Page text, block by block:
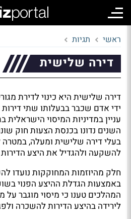
ראשי תגיות
דירה שלישית
דירה שלישית היא כינוי לדירת
ידי אדם שכבר בבעלותו שתי
עניין במדיניות המיסוי הישראלית
השנים נדונו בכנסת הצעות חוק
בעלי דירה שלישית ומעלה, במטרה
להשקעה ולהגדיל את היצע הדירות
חלק מהיוזמות המחוקקות נועדו
באמצעות הגדלת ההיצע הפנוי
המהלכים טענו כי מיסוי מוגבר על
לירידה בהיצע הדירות להשכרה